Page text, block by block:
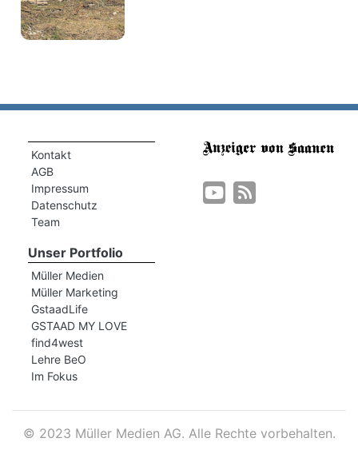
Kontakt
AGB
Impressum
Datenschutz
Team
Unser Portfolio
Müller Medien
Müller Marketing
GstaadLife
GSTAAD MY LOVE
find4west
Lehre BeO
Im Fokus
© 2023 Müller Medien AG. Alle Rechte vorbehalten.